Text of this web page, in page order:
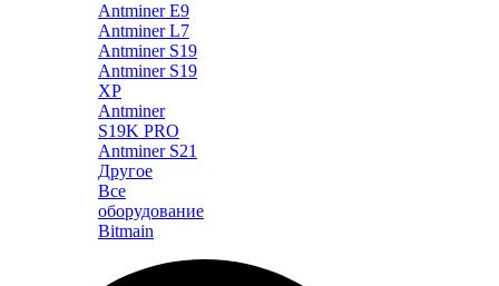
Antminer E9
Antminer L7
Antminer S19
Antminer S19
XP
Antminer
S19K PRO
Antminer S21
Другое
Все
оборудование
Bitmain